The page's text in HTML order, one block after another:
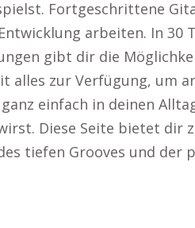
Fortgeschrittene
arbeiten. In 30
gibt dir die
alles zur Verfügung, um
einfach in deinen
Diese Seite bietet dir
tiefen Grooves und der